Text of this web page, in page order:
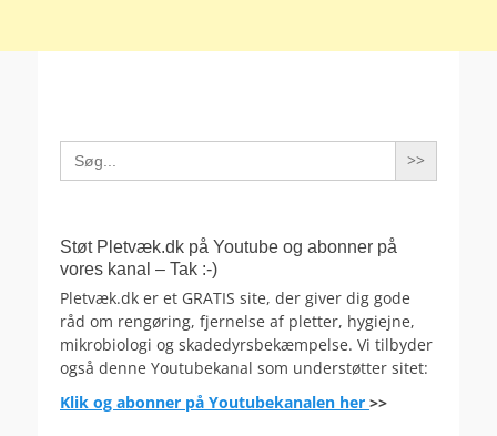
Search
for:
Støt Pletvæk.dk på Youtube og abonner på
vores kanal – Tak :-)
Pletvæk.dk er et GRATIS site, der giver dig gode
råd om rengøring, fjernelse af pletter, hygiejne,
mikrobiologi og skadedyrsbekæmpelse. Vi tilbyder
også denne Youtubekanal som understøtter sitet:
Klik og abonner på Youtubekanalen her >>